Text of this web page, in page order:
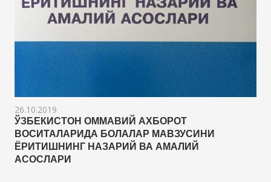
26.10.2019
ЎЗБЕКИСТОН ОММАВИЙ АХБОРОТ
ВОСИТАЛАРИДА БОЛАЛАР МАВЗУСИНИ
ЁРИТИШНИНГ НАЗАРИЙ ВА АМАЛИЙ
АСОСЛАРИ